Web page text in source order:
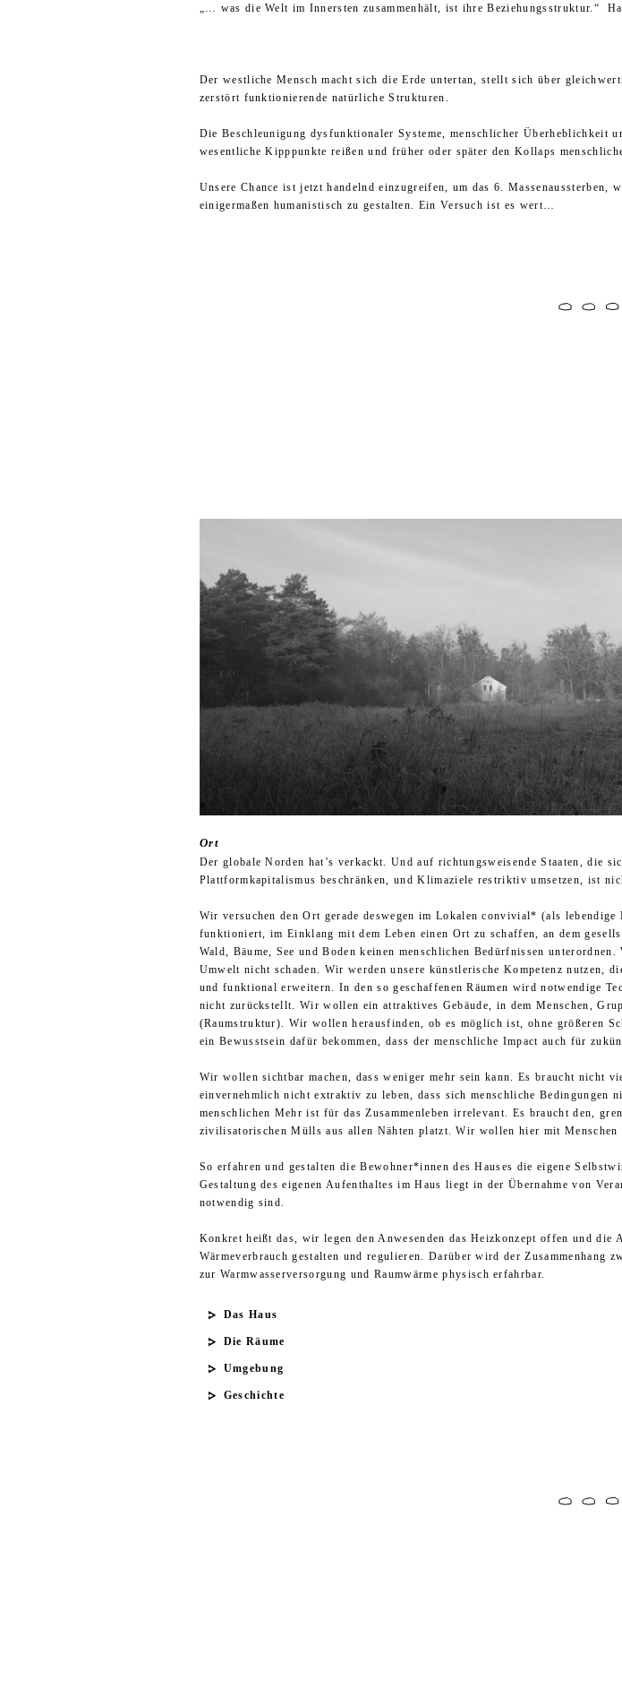
„… was die Welt im Innersten zusammenhält, ist ihre Beziehungsstruktur.“
Der westliche Mensch macht sich die Erde untertan, stellt sich über
zerstört funktionierende natürliche Strukturen.
Die Beschleunigung dysfunktionaler Systeme, menschlicher Überheblichkeit
wesentliche Kipppunkte reißen und früher oder später den Kollaps
Unsere Chance ist jetzt handelnd einzugreifen, um das 6.
einigermaßen humanistisch zu gestalten. Ein Versuch ist es wert…
Ort
Der globale Norden hat’s verkackt. Und auf richtungsweisende Staaten, die
Plattformkapitalismus beschränken, und Klimaziele restriktiv umsetzen, ist
Wir versuchen den Ort gerade deswegen im Lokalen convivial* (als lebendige
funktioniert, im Einklang mit dem Leben einen Ort zu schaffen, an dem
Wald, Bäume, See und Boden keinen menschlichen Bedürfnissen
Umwelt nicht schaden. Wir werden unsere künstlerische Kompetenz nutzen,
und funktional erweitern. In den so geschaffenen Räumen wird notwendige
nicht zurückstellt. Wir wollen ein attraktives Gebäude, in dem Menschen,
(Raumstruktur). Wir wollen herausfinden, ob es möglich ist, ohne größeren
ein Bewusstsein dafür bekommen, dass der menschliche Impact auch für
Wir wollen sichtbar machen, dass weniger mehr sein kann. Es braucht nicht
einvernehmlich nicht extraktiv zu leben, dass sich menschliche Bedingungen
menschlichen Mehr ist für das Zusammenleben irrelevant. Es braucht den,
zivilisatorischen Mülls aus allen Nähten platzt. Wir wollen hier mit
So erfahren und gestalten die Bewohner*innen des Hauses die eigene
Gestaltung des eigenen Aufenthaltes im Haus liegt in der Übernahme von
notwendig sind.
Konkret heißt das, wir legen den Anwesenden das Heizkonzept offen und
Wärmeverbrauch gestalten und regulieren. Darüber wird der Zusammenhang
zur Warmwasserversorgung und Raumwärme physisch erfahrbar.
Das Haus
Die Räume
Umgebung
Geschichte